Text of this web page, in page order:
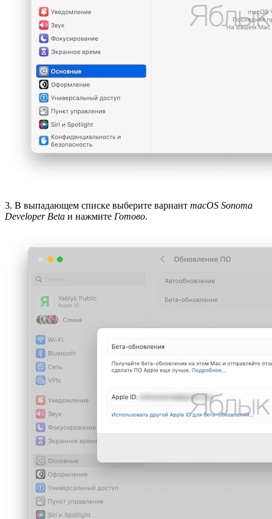
3. В выпадающем списке выберите вариант macOS Sonoma
Developer Beta и нажмите Готово.